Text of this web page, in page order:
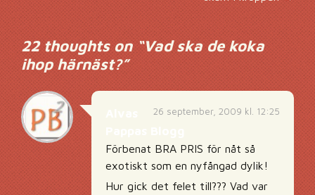
22 thoughts on “Vad ska de koka
ihop härnäst?”
26 september, 2009 kl. 12:25
Förbenat BRA PRIS för nåt så
exotiskt som en nyfångad dylik!
Hur gick det felet till??? Vad var